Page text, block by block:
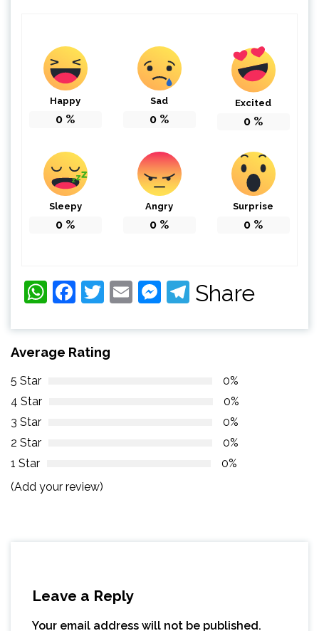
Happy
0 %
Sad
0 %
Excited
0 %
Sleepy
0 %
Angry
0 %
Surprise
0 %
WhatsApp
Facebook
Twitter
EmailMessenger
Telegram
Share
Average Rating
5 Star
0%
4 Star
0%
3 Star
0%
2 Star
0%
1 Star
0%
(Add your review)
Leave a Reply
Your email address will not be published.